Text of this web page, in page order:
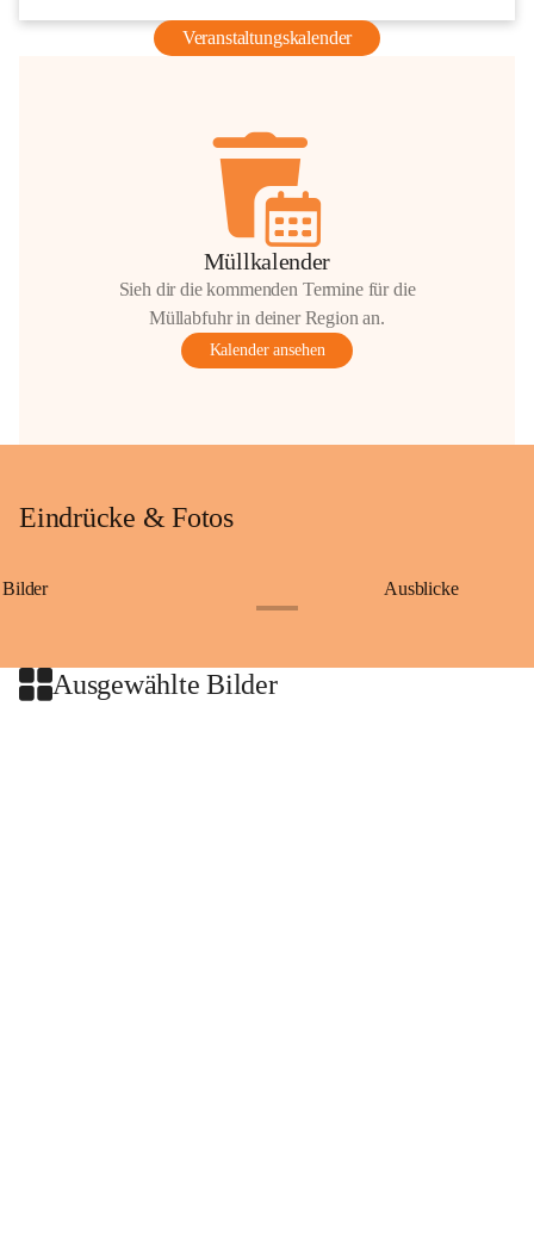
Veranstaltungskalender
Müllkalender
Sieh dir die kommenden Termine für die
Müllabfuhr in deiner Region an.
Kalender ansehen
Eindrücke & Fotos
Bilder Ausblicke
Ausgewählte Bilder